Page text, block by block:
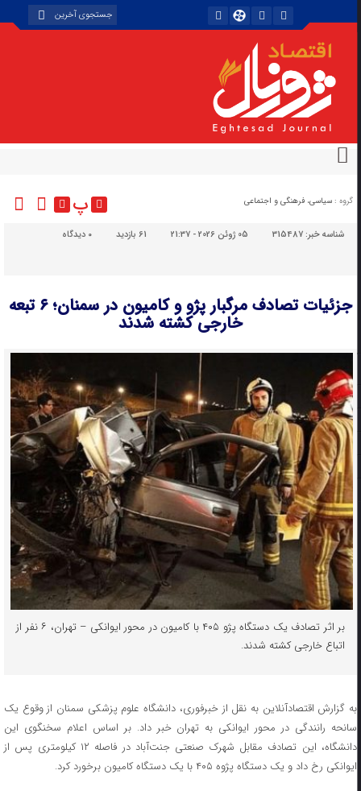
گروه : سیاسی، فرهنگی و اجتماعی پ
شناسه خبر:315487 05 ژوئن 2026 - 21:37 61 بازدید دیدگاه
جزئیات تصادف مرگبار پژو و کامیون در سمنان؛ ۶ تبعه
خارجی کشته شدند
بر اثر تصادف یک دستگاه پژو ۴۰۵ با کامیون در محور ایوانکی – تهران، ۶ نفر از
اتباع خارجی کشته شدند.
به گزارش اقتصادآنلاین به نقل از خبرفوری، دانشگاه علوم پزشکی سمنان از وقوع یک
سانحه رانندگی در محور ایوانکی به تهران خبر داد. بر اساس اعلام سخنگوی این
دانشگاه، این تصادف مقابل شهرک صنعتی جنت‌آباد در فاصله ۱۲ کیلومتری پس از
ایوانکی رخ داد و یک دستگاه پژوه ۴۰۵ با یک دستگاه کامیون برخورد کرد.